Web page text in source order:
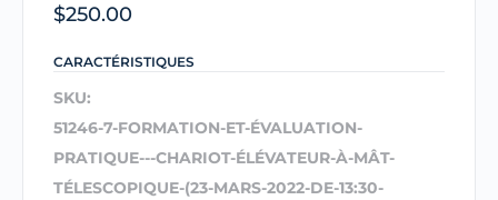
$250.00
CARACTÉRISTIQUES
SKU:
51246-7-FORMATION-ET-ÉVALUATION-
PRATIQUE---CHARIOT-ÉLÉVATEUR-À-MÂT-
TÉLESCOPIQUE-(23-MARS-2022-DE-13:30-